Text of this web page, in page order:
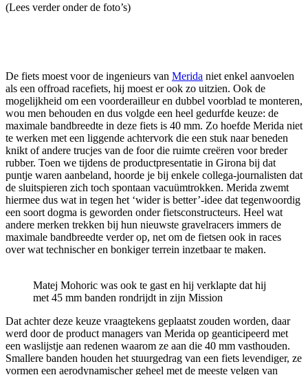
(Lees verder onder de foto’s)
De fiets moest voor de ingenieurs van Merida niet enkel aanvoelen
als een offroad racefiets, hij moest er ook zo uitzien. Ook de
mogelijkheid om een voorderailleur en dubbel voorblad te monteren,
wou men behouden en dus volgde een heel gedurfde keuze: de
maximale bandbreedte in deze fiets is 40 mm. Zo hoefde Merida niet
te werken met een liggende achtervork die een stuk naar beneden
knikt of andere trucjes van de foor die ruimte creëren voor breder
rubber. Toen we tijdens de productpresentatie in Girona bij dat
puntje waren aanbeland, hoorde je bij enkele collega-journalisten dat
de sluitspieren zich toch spontaan vacuümtrokken. Merida zwemt
hiermee dus wat in tegen het ‘wider is better’-idee dat tegenwoordig
een soort dogma is geworden onder fietsconstructeurs. Heel wat
andere merken trekken bij hun nieuwste gravelracers immers de
maximale bandbreedte verder op, net om de fietsen ook in races
over wat technischer en bonkiger terrein inzetbaar te maken.
Matej Mohoric was ook te gast en hij verklapte dat hij
met 45 mm banden rondrijdt in zijn Mission
Dat achter deze keuze vraagtekens geplaatst zouden worden, daar
werd door de product managers van Merida op geanticipeerd met
een waslijstje aan redenen waarom ze aan die 40 mm vasthouden.
Smallere banden houden het stuurgedrag van een fiets levendiger, ze
vormen een aerodynamischer geheel met de meeste velgen van